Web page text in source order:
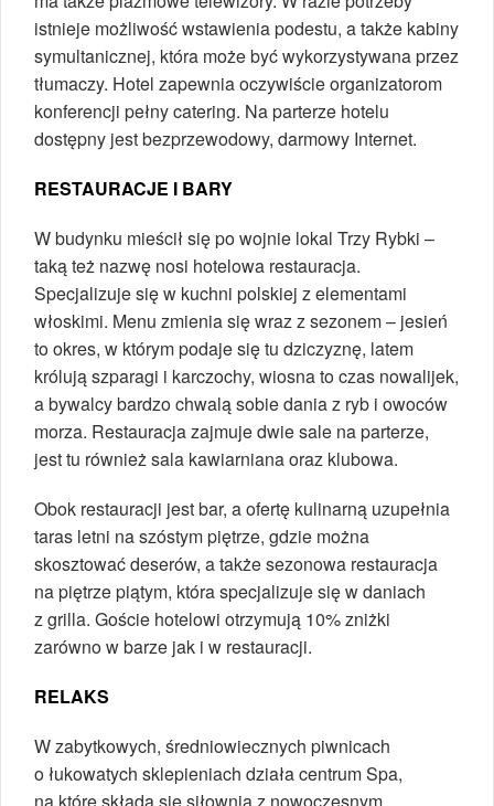
istnieje możliwość wstawienia podestu, a także kabiny
symultanicznej, która może być wykorzystywana przez
tłumaczy. Hotel zapewnia oczywiście organizatorom
konferencji pełny catering. Na parterze hotelu
dostępny jest bezprzewodowy, darmowy Internet.
RESTAURACJE I BARY
W budynku mieścił się po wojnie lokal Trzy Rybki –
taką też nazwę nosi hotelowa restauracja.
Specjalizuje się w kuchni polskiej z elementami
włoskimi. Menu zmienia się wraz z sezonem – jesień
to okres, w którym podaje się tu dziczyznę, latem
królują szparagi i karczochy, wiosna to czas nowalijek,
a bywalcy bardzo chwalą sobie dania z ryb i owoców
morza. Restauracja zajmuje dwie sale na parterze,
jest tu również sala kawiarniana oraz klubowa.
Obok restauracji jest bar, a ofertę kulinarną uzupełnia
taras letni na szóstym piętrze, gdzie można
skosztować deserów, a także sezonowa restauracja
na piętrze piątym, która specjalizuje się w daniach
z grilla. Goście hotelowi otrzymują 10% zniżki
zarówno w barze jak i w restauracji.
RELAKS
W zabytkowych, średniowiecznych piwnicach
o łukowatych sklepieniach działa centrum Spa,